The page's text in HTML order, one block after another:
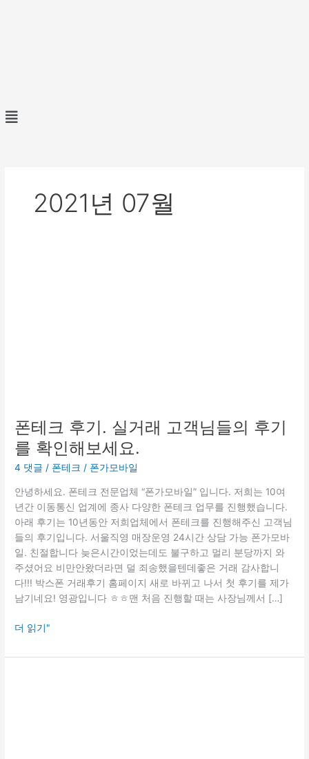
기
Menu
2021년 07월
폰테크 후기. 실거래 고객님들의 후기
를 확인해보세요.
4 댓글 / 폰테크 / 폰가모바일
안녕하세요. 폰테크 전문업체 “폰가모바일” 입니다. 저희는 10여
년간 이동통신 업계에 종사 다양한 폰테크 업무를 진행했습니다.
아래 후기는 10년동안 저희업체에서 폰테크를 진행해주신 고객님
들의 후기입니다. 서울직영 매장운영 24시간 상담 가능 폰가모바
일. 친절합니다 늦은시간이었는데도 불구하고 멀리 분당까지 와
주셨어요 비만안왔더라면 덜 죄송했을텐데좋은 거래 감사합니
다!!! 박스폰 거래후기 홈페이지 새로 바뀌고 나서 첫 후기를 제가
남기네요! 영광입니다 ㅎㅎ맨 처음 진행할 때는 사장님께서 […]
들
의
를
확
인
해
보
세
요.
더 읽기"